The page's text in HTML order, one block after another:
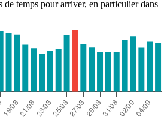
temps pour arriver, en particulier dans